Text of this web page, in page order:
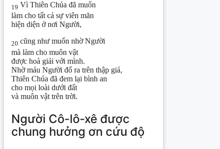
19 Vì Thiên Chúa đã muốn
làm cho tất cả sự viên mãn
hiện diện ở nơi Người,
20 cũng như muốn nhờ Người
mà làm cho muôn vật
được hoà giải với mình.
Nhờ máu Người đổ ra trên thập giá,
Thiên Chúa đã đem lại bình an
cho mọi loài dưới đất
và muôn vật trên trời.
Người Cô-lô-xê được
chung hưởng ơn cứu độ